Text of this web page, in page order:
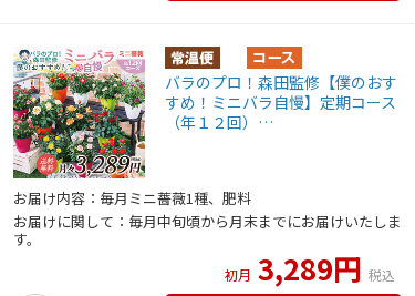
バラのプロ！森田監修【僕のおす
すめ！ミニバラ自慢】定期コース
（年１２回）…
お届け内容：毎月ミニ薔薇1種、肥料
お届けに関して：毎月中旬頃から月末までにお届けいたしま
す。
初月 3,289円 税込